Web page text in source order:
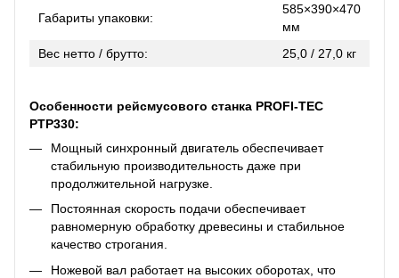
Габариты упаковки:
585×390×470
мм
Вес нетто / брутто:
25,0 / 27,0 кг
Особенности рейсмусового станка PROFI-TEC
PTP330:
Мощный синхронный двигатель обеспечивает
стабильную производительность даже при
продолжительной нагрузке.
Постоянная скорость подачи обеспечивает
равномерную обработку древесины и стабильное
качество строгания.
Ножевой вал работает на высоких оборотах, что